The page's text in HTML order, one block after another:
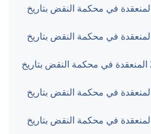
القضية رقم ‎544‏/‎2021‏ المنعقدة في محكمة النقض بتاريخ
القضية رقم ‎402‏/‎2021‏ المنعقدة في محكمة النقض بتاريخ
القضية رقم ‎1945‏/‎2018‏ المنعقدة في محكمة النقض بتاريخ
القضية رقم ‎988‏/‎2021‏ المنعقدة في محكمة النقض بتاريخ
القضية رقم ‎591‏/‎2019‏ المنعقدة في محكمة النقض بتاريخ